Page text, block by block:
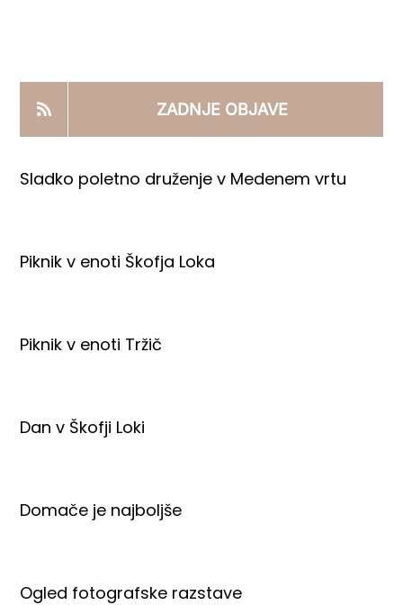
PRODAJNI IZDELKI
AKTUALNO
ZADNJE OBJAVE
Sladko poletno druženje v Medenem vrtu
Piknik v enoti Škofja Loka
Piknik v enoti Tržič
Dan v Škofji Loki
Domače je najboljše
Ogled fotografske razstave